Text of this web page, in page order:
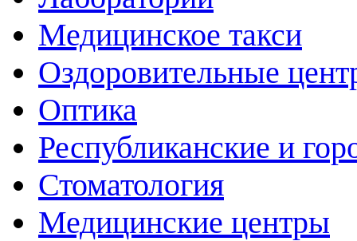
Медицинское такси
Оздоровительные
Оптика
Республиканские и
Стоматология
Медицинские центры